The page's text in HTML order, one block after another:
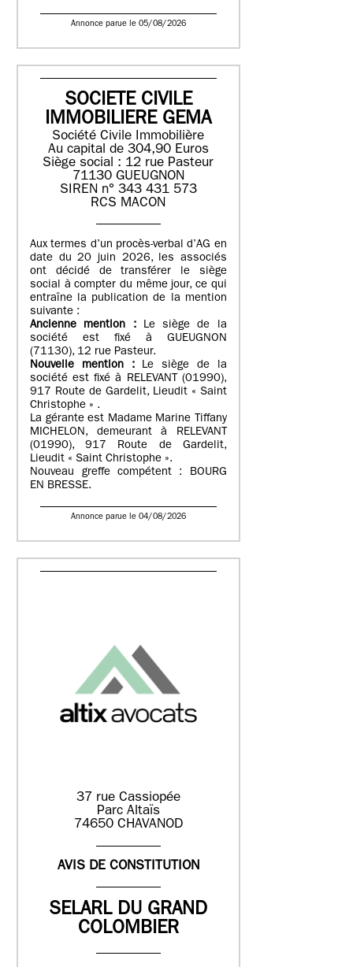
Annonce parue le 05/08/2026
SOCIETE CIVILE
IMMOBILIERE GEMA
Société Civile Immobilière
Au capital de 304,90 Euros
Siège social : 12 rue Pasteur
71130 GUEUGNON
SIREN n° 343 431 573
RCS MACON
Aux termes d’un procès-verbal d’AG en
date du 20 juin 2026, les associés
ont décidé de transférer le siège
social à compter du même jour, ce qui
entraîne la publication de la mention
suivante :
Ancienne mention : Le siège de la
société est fixé à GUEUGNON
(71130), 12 rue Pasteur.
Nouvelle mention : Le siège de la
société est fixé à RELEVANT (01990),
917 Route de Gardelit, Lieudit « Saint
Christophe » .
La gérante est Madame Marine Tiffany
MICHELON, demeurant à RELEVANT
(01990), 917 Route de Gardelit,
Lieudit « Saint Christophe ».
Nouveau greffe compétent : BOURG
EN BRESSE.
Annonce parue le 04/08/2026
37 rue Cassiopée
Parc Altaïs
74650 CHAVANOD
AVIS DE CONSTITUTION
SELARL DU GRAND
COLOMBIER